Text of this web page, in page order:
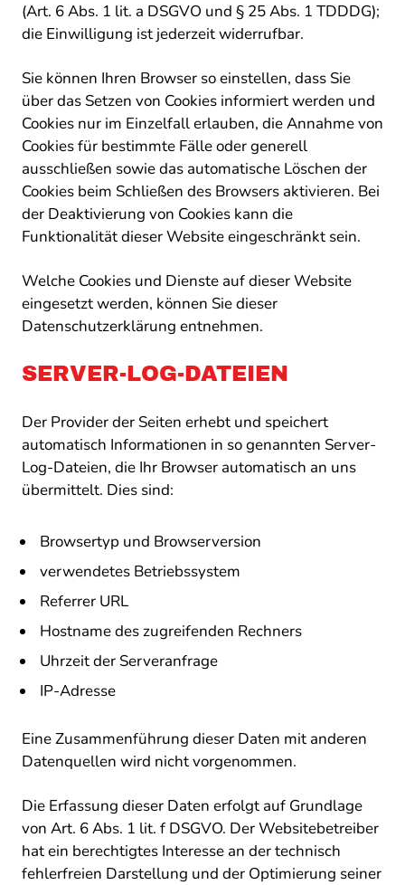
(Art. 6 Abs. 1 lit. a DSGVO und § 25 Abs. 1 TDDDG);
die Einwilligung ist jederzeit widerrufbar.
Sie können Ihren Browser so einstellen, dass Sie
über das Setzen von Cookies informiert werden und
Cookies nur im Einzelfall erlauben, die Annahme von
Cookies für bestimmte Fälle oder generell
ausschließen sowie das automatische Löschen der
Cookies beim Schließen des Browsers aktivieren. Bei
der Deaktivierung von Cookies kann die
Funktionalität dieser Website eingeschränkt sein.
Welche Cookies und Dienste auf dieser Website
eingesetzt werden, können Sie dieser
Datenschutzerklärung entnehmen.
SERVER-LOG-DATEIEN
Der Provider der Seiten erhebt und speichert
automatisch Informationen in so genannten Server-
Log-Dateien, die Ihr Browser automatisch an uns
übermittelt. Dies sind:
Browsertyp und Browserversion
verwendetes Betriebssystem
Referrer URL
Hostname des zugreifenden Rechners
Uhrzeit der Serveranfrage
IP-Adresse
Eine Zusammenführung dieser Daten mit anderen
Datenquellen wird nicht vorgenommen.
Die Erfassung dieser Daten erfolgt auf Grundlage
von Art. 6 Abs. 1 lit. f DSGVO. Der Websitebetreiber
hat ein berechtigtes Interesse an der technisch
fehlerfreien Darstellung und der Optimierung seiner